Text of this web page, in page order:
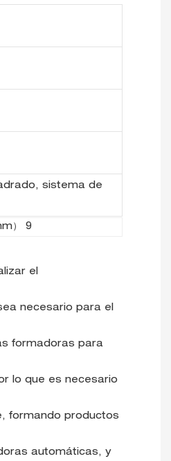
sistema de
el
necesario para el
formadoras para
lo que es necesario
formando productos
automáticas, y